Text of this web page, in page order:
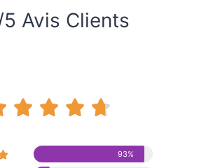
Avis Clients
   
93%